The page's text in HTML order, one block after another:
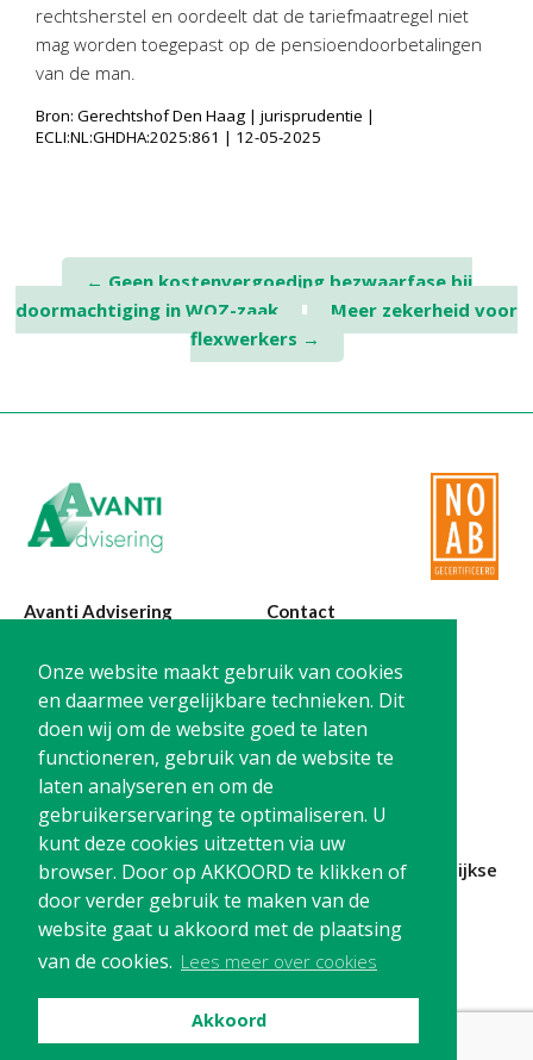
Onze website maakt gebruik van cookies
en daarmee vergelijkbare technieken. Dit
doen wij om de website goed te laten
functioneren, gebruik van de website te
laten analyseren en om de
gebruikerservaring te optimaliseren. U
kunt deze cookies uitzetten via uw
browser. Door op AKKOORD te klikken of
door verder gebruik te maken van de
website gaat u akkoord met de plaatsing
van de cookies. Lees meer over cookies
Akkoord
rechtsherstel en oordeelt dat de tariefmaatregel niet
mag worden toegepast op de pensioendoorbetalingen
van de man.
Bron: Gerechtshof Den Haag | jurisprudentie |
ECLI:NL:GHDHA:2025:861 | 12-05-2025
Post
navigation
← Geen kostenvergoeding bezwaarfase bij
doormachtiging in WOZ-zaak
Meer zekerheid voor
flexwerkers →
Avanti Advisering
Poelstraat 4
1441 RR Purmerend
Contact
T: 0299-420870
@:
info@avanti-
advisering.nl
BTW: NL861212733B01
Blijf op de hoogte en schrijf je in voor onze maandelijkse
nieuwsbrief
Schrijf me in!
Privacy Cookies Disclaimer